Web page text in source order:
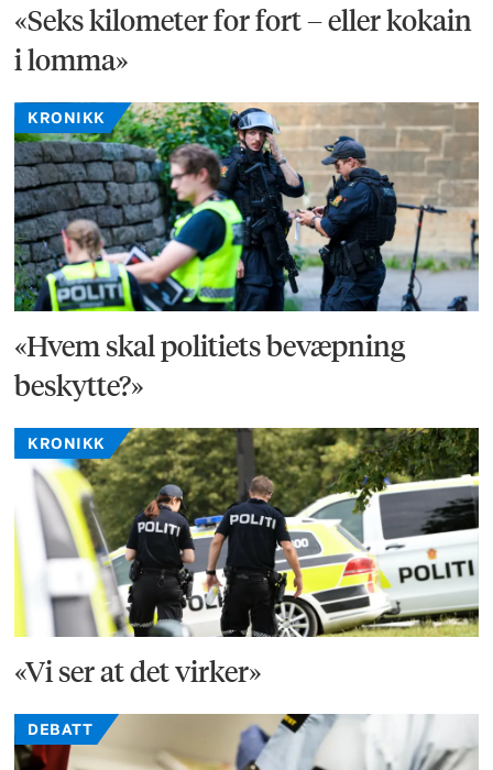
«Seks kilometer for fort – eller kokain
i lomma»
KRONIKK
«Hvem skal politiets bevæpning
beskytte?»
KRONIKK
«Vi ser at det virker»
DEBATT